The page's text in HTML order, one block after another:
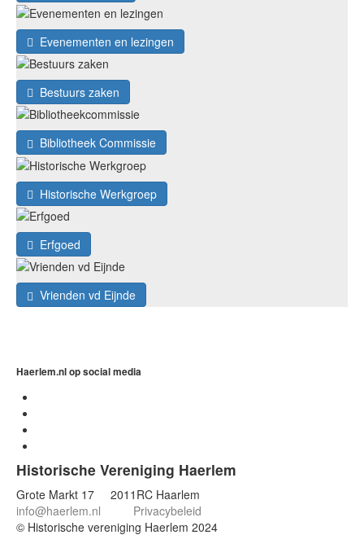
Evenementen en lezingen
Bestuurs zaken
Bibliotheek Commissie
Historische Werkgroep
Erfgoed
Vrienden vd Eijnde
Haerlem.nl op social media
Historische Vereniging Haerlem
Grote Markt 17 2011RC Haarlem
info@haerlem.nl
Privacybeleid
© Historische vereniging Haerlem 2024